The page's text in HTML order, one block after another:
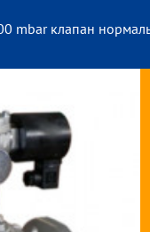
mbar клапан